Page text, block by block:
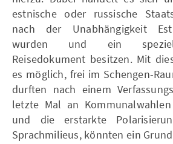
estnische oder russische
nach der Unabhängigkeit
wurden und ein
Reisedokument besitzen. Mit
es möglich, frei im Schengen-
durften nach einem
letzte Mal an
und die erstarkte
Sprachmilieus, könnten ein